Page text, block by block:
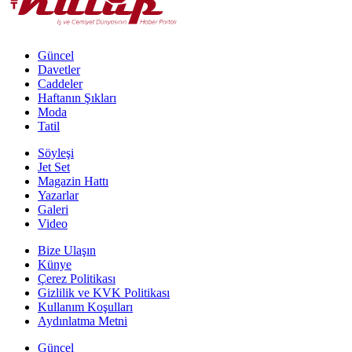
Güncel
Davetler
Caddeler
Haftanın Şıkları
Moda
Tatil
Söyleşi
Jet Set
Magazin Hattı
Yazarlar
Galeri
Video
Bize Ulaşın
Künye
Çerez Politikası
Gizlilik ve KVK Politikası
Kullanım Koşulları
Aydınlatma Metni
Güncel